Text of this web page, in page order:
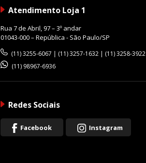
Atendimento Loja 1
Rua 7 de Abril, 97 – 3º andar
01043-000 – República - São Paulo/SP
(11) 3255-6067 | (11) 3257-1632 | (11) 3258-3922
(11) 98967-6936
Redes Sociais
Facebook Instagram